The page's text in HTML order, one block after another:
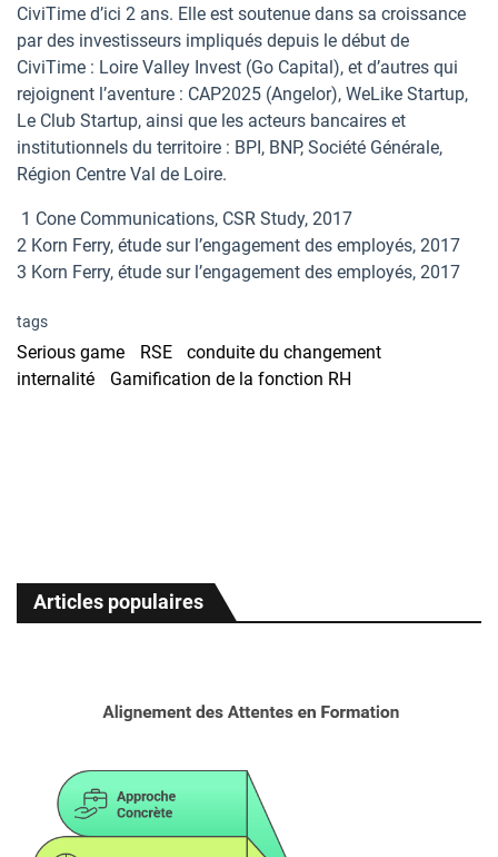
CiviTime d’ici 2 ans. Elle est soutenue dans sa croissance
par des investisseurs impliqués depuis le début de
CiviTime : Loire Valley Invest (Go Capital), et d’autres qui
rejoignent l’aventure : CAP2025 (Angelor), WeLike Startup,
Le Club Startup, ainsi que les acteurs bancaires et
institutionnels du territoire : BPI, BNP, Société Générale,
Région Centre Val de Loire.
1 Cone Communications, CSR Study, 2017
2 Korn Ferry, étude sur l’engagement des employés, 2017
3 Korn Ferry, étude sur l’engagement des employés, 2017
tags
Serious game RSE
conduite du changement
internalité
Gamification de la fonction RH
Articles populaires